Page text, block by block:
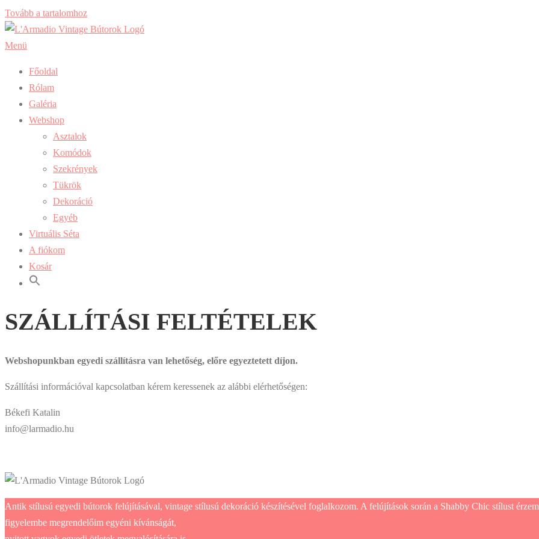
Tovább a tartalomhoz
Menü
Főoldal
Rólam
Galéria
Webshop
Asztalok
Komódok
Szekrények
Tükrök
Dekoráció
Egyéb
Virtuális Séta
A fiókom
Kosár
SZÁLLÍTÁSI FELTÉTELEK
Webshopunkban egyedi szállításra van lehetőség, előre egyeztetett díjon.
Szállítási információval kapcsolatban kérem keressenek az alábbi elérhetőségen:
Békefi Katalin
info@larmadio.hu
Antik stílusú egyedi bútorok felújításával, vintage stílusú dekoráció készítésével foglalkozom. A felújítások során a Shabby Chic stílust
figyelembe megrendelőim egyéni kívánságát,